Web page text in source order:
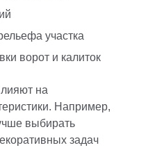
участка
ворот и калиток
на
Например,
выбирать
задач